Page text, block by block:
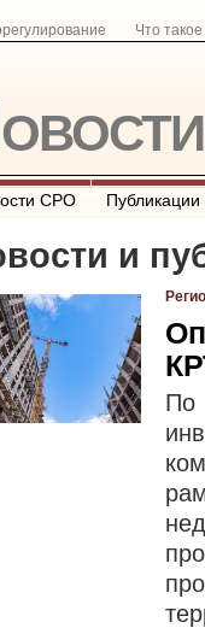
Что
СРО Публикации
и
По